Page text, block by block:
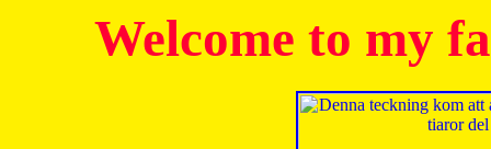
Welcome to my